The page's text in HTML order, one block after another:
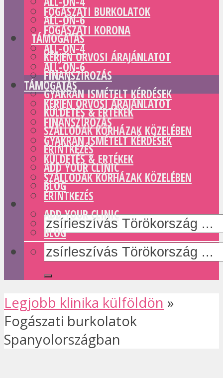
ALL-ON-6
TÁMOGATÁS
KÉRJEN ORVOSI ÁRAJÁNLATOT
FINANSZÍROZÁS
GYAKRAN ISMÉTELT KÉRDÉSEK
KÜLDETÉS & ERTÉKEK
SZÁLLODÁK KÓRHÁZAK KÖZELÉBEN
ÉRINTKEZÉS
ADD YOUR CLINIC
BLOG
FOGÁSZATI BURKOLATOK
FOGÁSZATI KORONA
ALL-ON-4
ALL-ON-6
TÁMOGATÁS
KÉRJEN ORVOSI ÁRAJÁNLATOT
FINANSZÍROZÁS
GYAKRAN ISMÉTELT KÉRDÉSEK
KÜLDETÉS & ERTÉKEK
SZÁLLODÁK KÓRHÁZAK KÖZELÉBEN
ÉRINTKEZÉS
ADD YOUR CLINIC
BLOG
Legjobb klinika külföldön »
Fogászati burkolatok
Spanyolországban